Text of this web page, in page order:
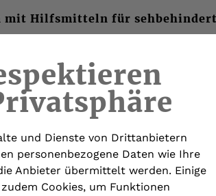
mit Hilfsmitteln für
ELEKTRONISCHE BRILLEN
und Dienste von Drittanbietern
personenbezogene Daten wie Ihre
Anbieter übermittelt werden. Einige
Cookies, um Funktionen